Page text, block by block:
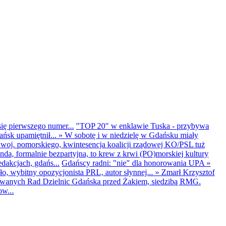
pierwszego numer... "TOP 20" w enklawie Tuska - przybywa
upamiętnił... » W sobotę i w niedzielę w Gdańsku miały
pomorskiego, kwintesencja koalicji rządowej KO/PSL tuż
formalnie bezpartyjna, to krew z krwi (PO)morskiej kultury
gdańs... Gdańscy radni: "nie" dla honorowania UPA »
wybitny opozycjonista PRL, autor słynnej... » Zmarł Krzysztof
Rad Dzielnic Gdańska przed Żakiem, siedzibą RMG.